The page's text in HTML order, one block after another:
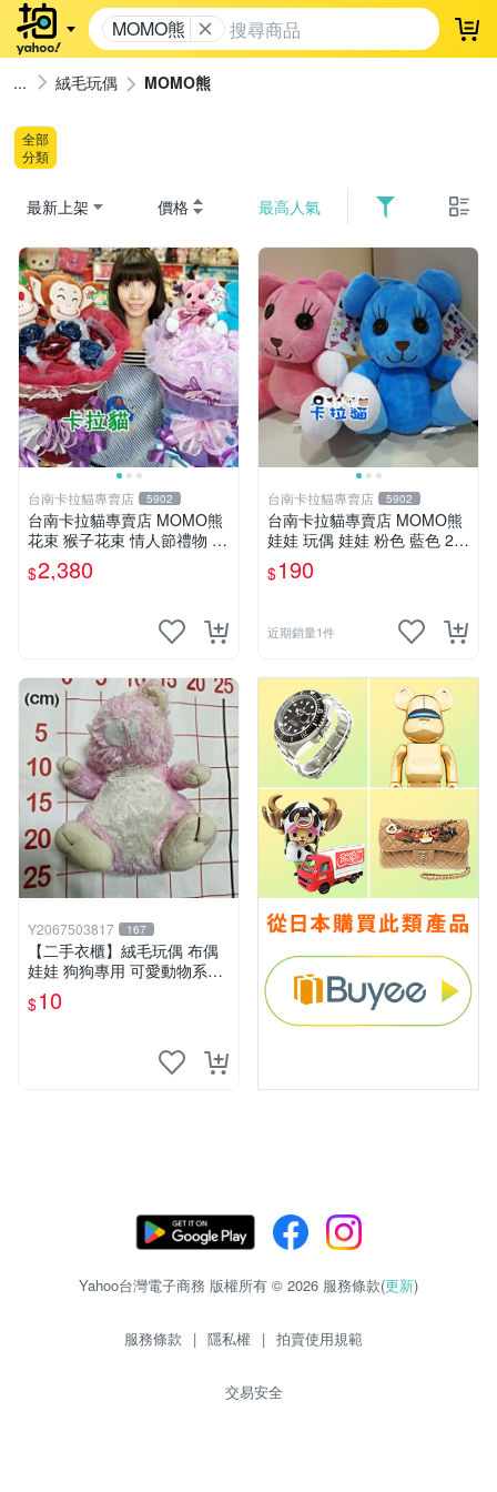
MOMO熊 登
絨毛玩偶 MOMO熊
全部
分類
最新上架 價格 最高人氣
台南卡拉貓專賣店 5902
台南卡拉貓專賣店 MOMO熊
花束 猴子花束 情人節禮物 二
選一 可繡字 可今天寄明天到
$2,380
台南卡拉貓專賣店 5902
台南卡拉貓專賣店 MOMO熊
娃娃 玩偶 娃娃 粉色 藍色 2色
分售
$190
近期銷量1件
Y2067503817 167
【二手衣櫃】絨毛玩偶 布偶
娃娃 狗狗專用 可愛動物系列
耐咬耐磨玩具 玩偶 粉紅熊寵
物玩具 1120929
$10
Yahoo台灣電子商務 版權所有 © 2026 服務條款(更新)
服務條款 | 隱私權 | 拍賣使用規範
交易安全